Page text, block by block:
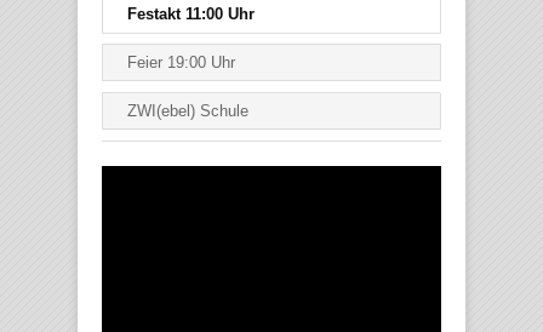
Festakt 11:00 Uhr
Feier 19:00 Uhr
ZWI(ebel) Schule